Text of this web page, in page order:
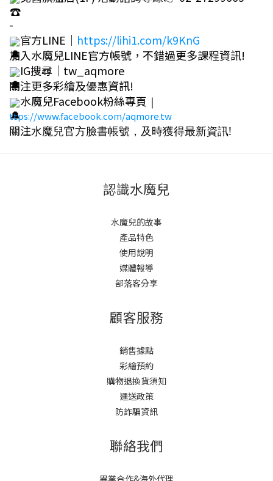
-
官方LINE｜ https://lihi1.com/k9KnG
加入水魔兒LINE官方帳號，不錯過更多課程資訊!
IG搜尋｜tw_aqmore
關注更多彩繪及優惠資訊!
水魔兒Facebook粉絲專頁 ｜
ttps://www.facebook.com/aqmore.tw
關注水魔兒官方臉書帳號，及時獲得最新資訊!
認識水魔兒
水魔兒的故事
產品特色
使用說明
媒體報導
部落客分享
顧客服務
銷售據點
彩繪預約
購物退換貨須知
運送政策
防詐騙資訊
聯絡我們
異業合作&海外代理